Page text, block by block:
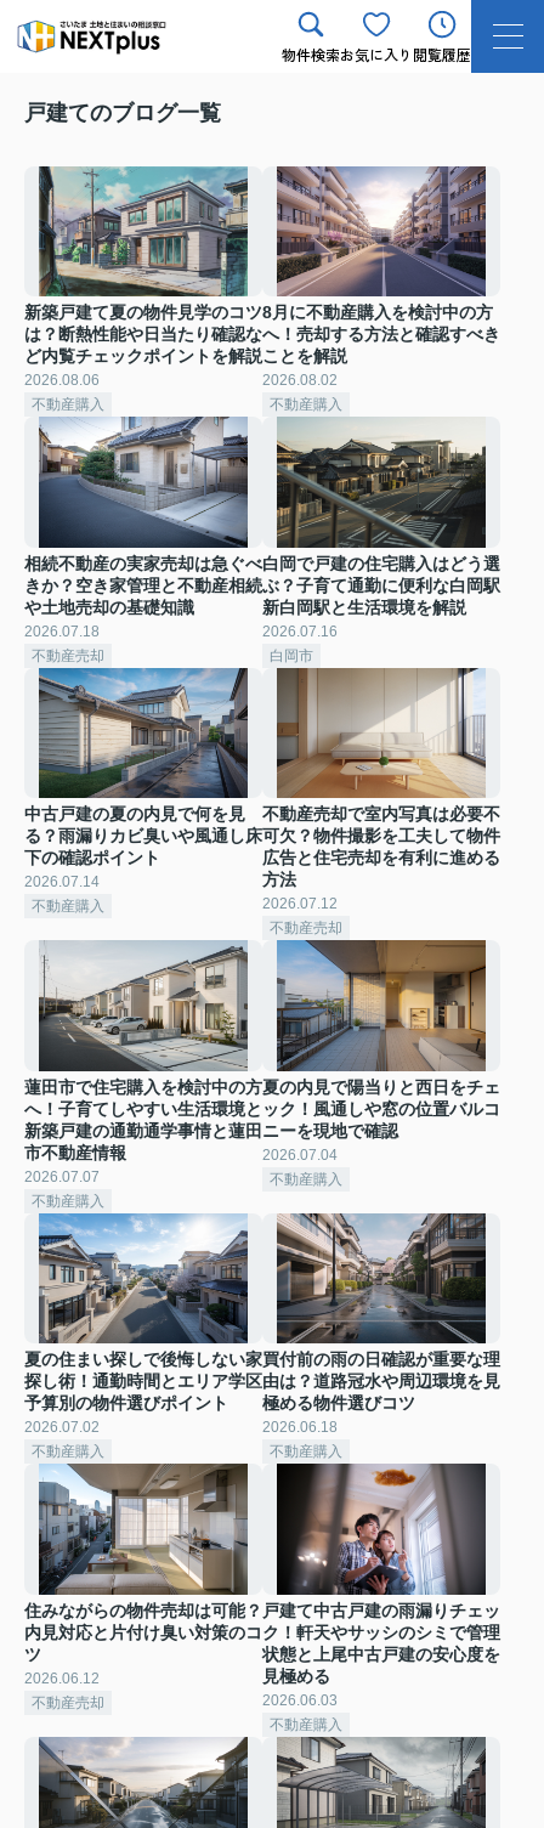
物件検索お気に入り 閲覧履歴
戸建てのブログ一覧
新築戸建て夏の物件見学のコツ
は？断熱性能や日当たり確認な
ど内覧チェックポイントを解説
2026.08.06
不動産購入
8月に不動産購入を検討中の方
へ！売却する方法と確認すべき
ことを解説
2026.08.02
不動産購入
相続不動産の実家売却は急ぐべ
きか？空き家管理と不動産相続
や土地売却の基礎知識
2026.07.18
不動産売却
白岡で戸建の住宅購入はどう選
ぶ？子育て通勤に便利な白岡駅
新白岡駅と生活環境を解説
2026.07.16
白岡市
中古戸建の夏の内見で何を見
る？雨漏りカビ臭いや風通し床
下の確認ポイント
2026.07.14
不動産購入
不動産売却で室内写真は必要不
可欠？物件撮影を工夫して物件
広告と住宅売却を有利に進める
方法
2026.07.12
不動産売却
蓮田市で住宅購入を検討中の方
へ！子育てしやすい生活環境と
新築戸建の通勤通学事情と蓮田
市不動産情報
2026.07.07
不動産購入
夏の内見で陽当りと西日をチェ
ック！風通しや窓の位置バルコ
ニーを現地で確認
2026.07.04
不動産購入
夏の住まい探しで後悔しない家
探し術！通勤時間とエリア学区
予算別の物件選びポイント
2026.07.02
不動産購入
買付前の雨の日確認が重要な理
由は？道路冠水や周辺環境を見
極める物件選びコツ
2026.06.18
不動産購入
住みながらの物件売却は可能？
内見対応と片付け臭い対策のコ
ツ
2026.06.12
不動産売却
戸建て中古戸建の雨漏りチェッ
ク！軒天やサッシのシミで管理
状態と上尾中古戸建の安心度を
見極める
2026.06.03
不動産購入